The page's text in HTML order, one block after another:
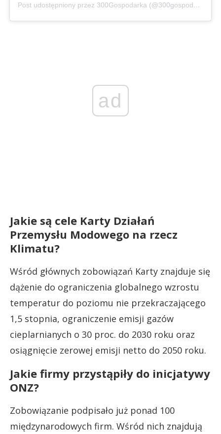
Post udostępniony przez 300Gospodarka (@300gospodarka)
ad
Jakie są cele Karty Działań
Przemysłu Modowego na rzecz
Klimatu?
Wśród głównych zobowiązań Karty znajduje się
dążenie do ograniczenia globalnego wzrostu
temperatur do poziomu nie przekraczającego
1,5 stopnia, ograniczenie emisji gazów
cieplarnianych o 30 proc. do 2030 roku oraz
osiągnięcie zerowej emisji netto do 2050 roku.
Jakie firmy przystąpiły do inicjatywy
ONZ?
Zobowiązanie podpisało już ponad 100
międzynarodowych firm. Wśród nich znajdują